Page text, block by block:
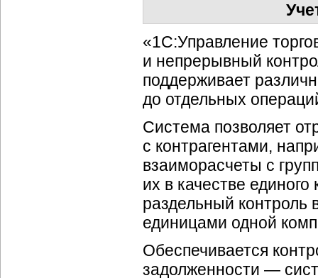
«1С:Управление
и непрерывный
поддерживает
до отдельных
Система позволяет
с контрагентами,
взаиморасчеты с
их в качестве единого
раздельный контроль
единицами одной
Обеспечивается
задолженности —